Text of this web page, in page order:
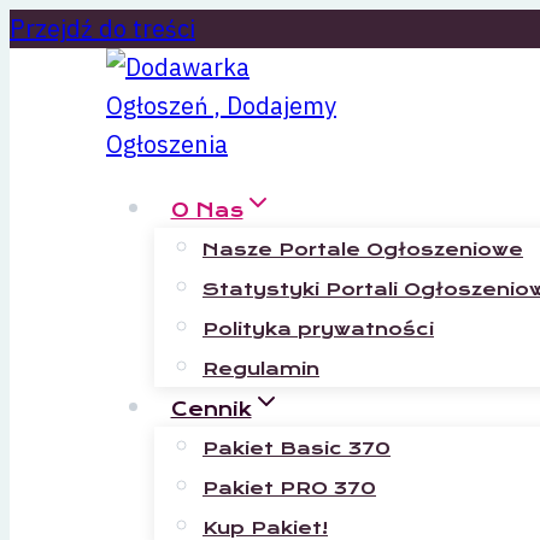
Przejdź do treści
O Nas
Nasze Portale Ogłoszeniowe
Statystyki Portali
Polityka prywatności
Regulamin
Cennik
Pakiet Basic 370
Pakiet PRO 370
Kup Pakiet!